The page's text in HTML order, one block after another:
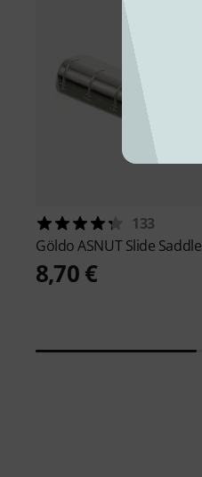
133
GöldoASNUT Slide Saddle
8,70 €